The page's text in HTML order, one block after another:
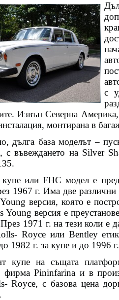
с
Извън Северна
монтирана в
дълга база моделът –
с въвеждането на Silver
или FHC модел е
1967 г. Има две
версия, която е
Young версия е
1971 г. на тези коли е
Royce или Bentley
1982 г. за купе и до 1996
купе на същата
фирма Pininfarina и в
Royce, с базова цена